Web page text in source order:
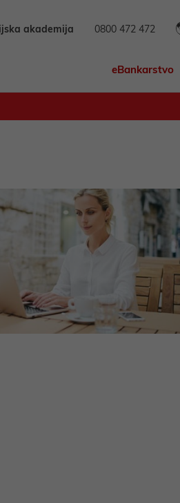
akademija 0800 472 472
eBankarstvo